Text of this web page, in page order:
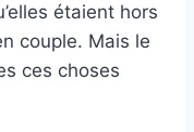
étaient hors
couple. Mais le
ces choses